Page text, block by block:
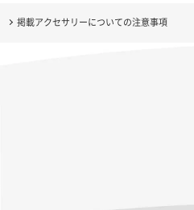
掲載アクセサリーについての注意事項